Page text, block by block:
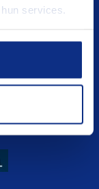
services.